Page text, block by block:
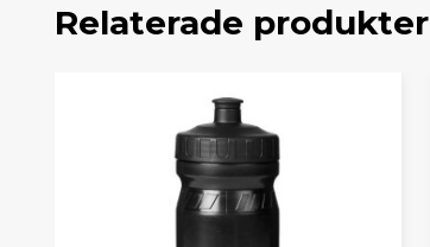
Relaterade produkter